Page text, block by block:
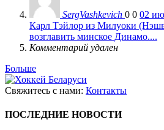
SergVashkevich 0 0 02
Карл Тэйлор из Милуоки
возглавить минское Динамо....
Комментарий удален
Больше
Свяжитесь с нами: Контакты
ПОСЛЕДНИЕ НОВОСТИ